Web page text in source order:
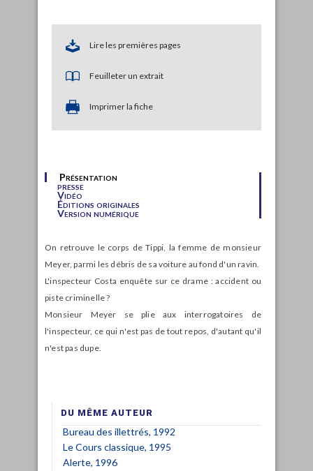
Lire les premières pages
Feuilleter un extrait
Imprimer la fiche
Présentation
presse
Vidéo
Éditions originales
Version numérique
On retrouve le corps de Tippi, la femme de monsieur
Meyer, parmi les débris de sa voiture au fond d'un ravin.
L'inspecteur Costa enquête sur ce drame : accident ou
piste criminelle ?
Monsieur Meyer se plie aux interrogatoires de
l'inspecteur, ce qui n'est pas de tout repos, d'autant qu'il
n'est pas dupe.
DU MÊME AUTEUR
Bureau des illettrés, 1992
Le Cours classique, 1995
Alerte, 1996